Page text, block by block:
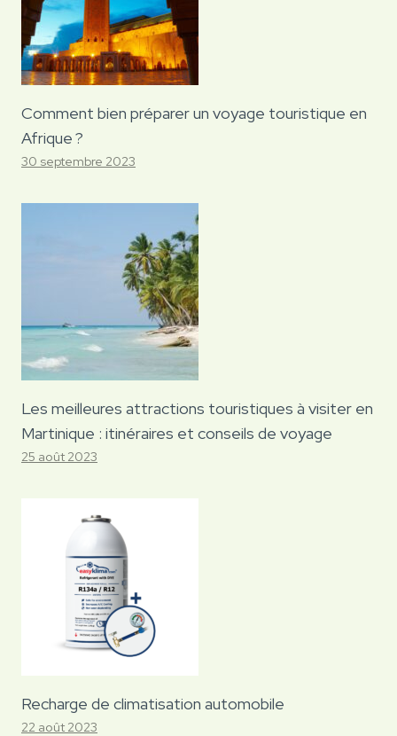
Comment bien préparer un voyage touristique en
Afrique ?
30 septembre 2023
Les meilleures attractions touristiques à visiter en
Martinique : itinéraires et conseils de voyage
25 août 2023
Recharge de climatisation automobile
22 août 2023